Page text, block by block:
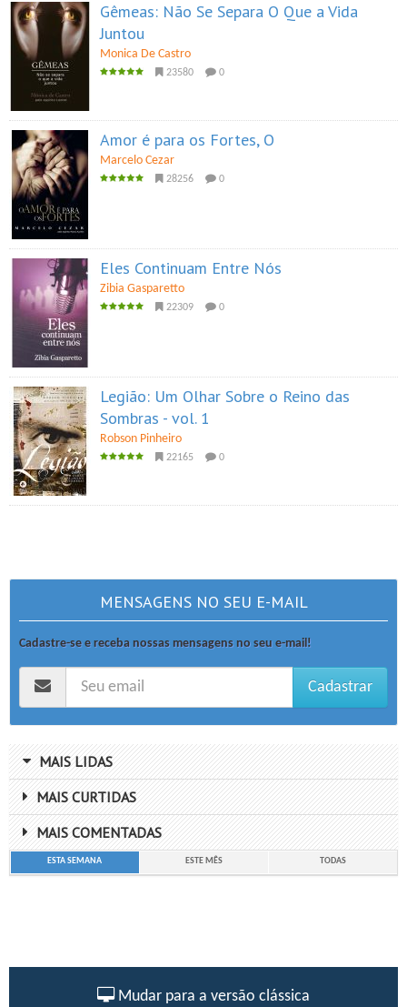
Gêmeas: Não Se Separa O Que a Vida
Juntou
Monica De Castro
23580 0
Amor é para os Fortes, O
Marcelo Cezar
28256 0
Eles Continuam Entre Nós
Zibia Gasparetto
22309 0
Legião: Um Olhar Sobre o Reino das
Sombras - vol. 1
Robson Pinheiro
22165 0
MENSAGENS NO SEU E-MAIL
Cadastre-se e receba nossas mensagens no seu e-mail!
Cadastrar
MAIS LIDAS
MAIS CURTIDAS
MAIS COMENTADAS
ESTA SEMANA ESTE MÊS TODAS
Mudar para a versão clássica